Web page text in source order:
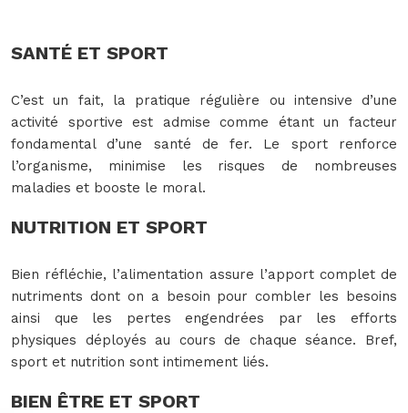
SANTÉ ET SPORT
C’est un fait, la pratique régulière ou intensive d’une
activité sportive est admise comme étant un facteur
fondamental d’une santé de fer. Le sport renforce
l’organisme, minimise les risques de nombreuses
maladies et booste le moral.
NUTRITION ET SPORT
Bien réfléchie, l’alimentation assure l’apport complet de
nutriments dont on a besoin pour combler les besoins
ainsi que les pertes engendrées par les efforts
physiques déployés au cours de chaque séance. Bref,
sport et nutrition sont intimement liés.
BIEN ÊTRE ET SPORT